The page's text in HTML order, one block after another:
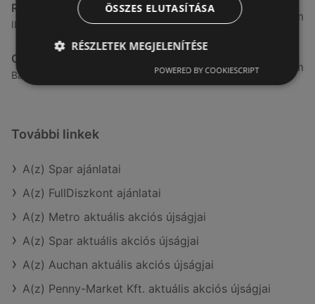
Reál
Ibolya út 15., 9400 Sopron
3,41 km
CBA
Bánfalvi u. 14, 9400 Sopron
3,58 km
További linkek
A(z) Spar ajánlatai
A(z) FullDiszkont ajánlatai
A(z) Metro aktuális akciós újságjai
A(z) Spar aktuális akciós újságjai
A(z) Auchan aktuális akciós újságjai
A(z) Penny-Market Kft. aktuális akciós újságjai
ÖSSZES ELUTASÍTÁSA
RÉSZLETEK MEGJELENÍTÉSE
POWERED BY COOKIESCRIPT